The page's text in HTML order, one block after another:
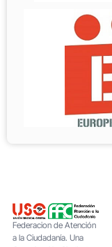
Federacion de Atención
a la Ciudadanía. Una